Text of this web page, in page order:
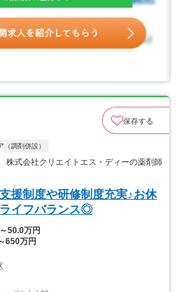
保存する
（調剤併設）
式会社クリエイトエス・ディーの薬剤師
援制度や研修制度充実♪お休
イフバランス◎
50.0万円
650万円